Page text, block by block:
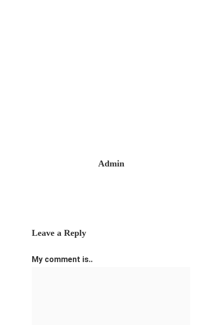
Admin
Leave a Reply
My comment is..